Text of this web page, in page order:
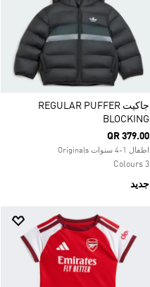
جاكيت REGULAR PUFFER
BLOCKING
QR 379.00
اطفال 1-4 سنوات Originals
3 Colours
جديد